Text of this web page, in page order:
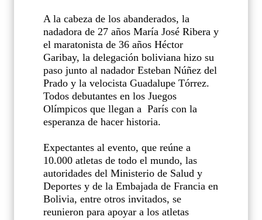
A la cabeza de los abanderados, la
nadadora de 27 años María José Ribera y
el maratonista de 36 años Héctor
Garibay, la delegación boliviana hizo su
paso junto al nadador Esteban Núñez del
Prado y la velocista Guadalupe Tórrez.
Todos debutantes en los Juegos
Olímpicos que llegan a París con la
esperanza de hacer historia.
Expectantes al evento, que reúne a
10.000 atletas de todo el mundo, las
autoridades del Ministerio de Salud y
Deportes y de la Embajada de Francia en
Bolivia, entre otros invitados, se
reunieron para apoyar a los atletas